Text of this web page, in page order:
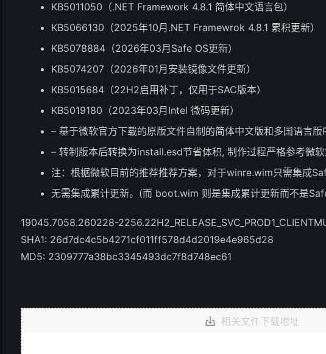
KB5011050（.NET Framework 4.8.1 简体中文语言包）
KB5066130（2025年10月.NET Framewrok 4.8.1 累积更新）
KB5078884（2026年03月Safe OS更新）
KB5074207（2026年01月安装镜像文件更新）
KB5015684（22H2启用补丁，仅用于SAC版本）
KB5019180（2023年03月Intel 微码更新）
– 基于微软官方下载的原版文件自制的简体中文版和多国语言版
– 转制版本后转换为install.esd节省体积, 制作过程严格参考微
注：根据微软目前的推荐推荐方案，对于winre.wim只需集成
无需集成累计更新。(而 boot.wim 则是集成累计更新而不是
19045.7058.260228-
SHA1: 26d7dc4c5b4271cf011ff578d4d2019e4e965d28
MD5: 2309777a38bc3345493dc7f8d748ec61
相关文件下载地址